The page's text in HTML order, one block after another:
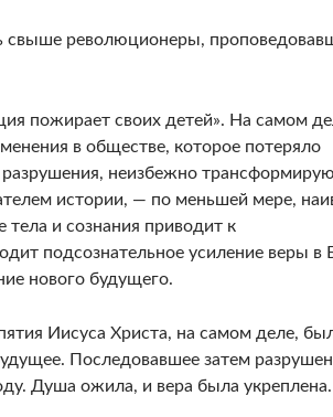
свыше революционеры,
пожирает своих детей». На самом
в обществе, которое поте­ряло
неизбежно
истории, — по мень­шей мере,
и сознания приводит к
подсознательное усиление веры в
нового буду­щего.
Иисуса Христа, на самом деле,
Последовавшее затем
Душа ожила, и вера была укреплена.